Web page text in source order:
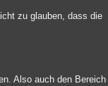
zu glauben, dass die
Also auch den Bereich